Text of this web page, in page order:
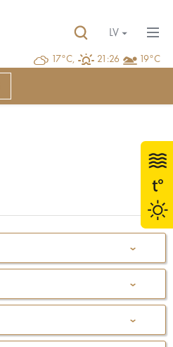
17°C, 21:26 19°C
LV